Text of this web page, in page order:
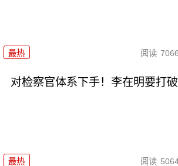
最热 阅读 7066
对检察官体系下手！李在明要打
最热 阅读